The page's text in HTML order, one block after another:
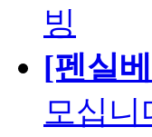
빙
[펜실
모십니